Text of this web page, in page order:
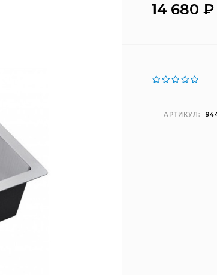
14 680₽
АРТИКУЛ: